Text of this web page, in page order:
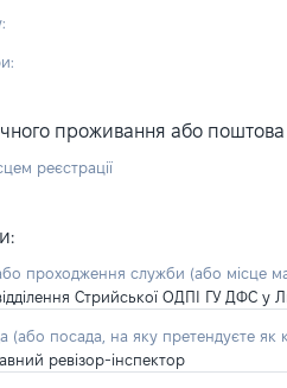
проживання або поштова
реєстрації
проходження служби (або місце
Стрийської ОДПІ ГУ ДФС у
(або посада, на яку претендуєте як
ревізор-інспектор